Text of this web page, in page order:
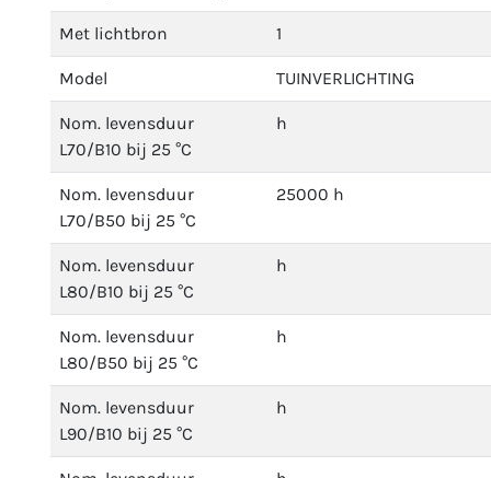
Met lichtbron 1
Model TUINVERLICHTING
Nom. levensduur
L70/B10 bij 25 °C
h
Nom. levensduur
L70/B50 bij 25 °C
25000 h
Nom. levensduur
L80/B10 bij 25 °C
h
Nom. levensduur
L80/B50 bij 25 °C
h
Nom. levensduur
L90/B10 bij 25 °C
h